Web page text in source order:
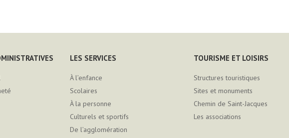
LES SERVICES
À l’enfance
Scolaires
À la personne
Culturels et sportifs
De l’agglomération
TOURISME ET LOISIRS
Structures touristiques
Sites et monuments
Chemin de Saint-Jacques
Les associations